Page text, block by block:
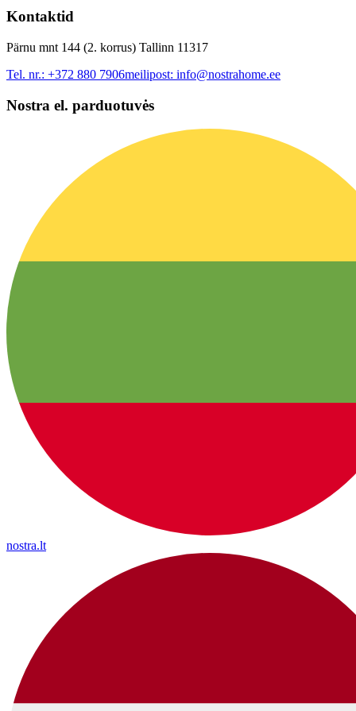
Kontaktid
Pärnu mnt 144 (2. korrus) Tallinn 11317
Tel. nr.: +372 880 7906meilipost: info@nostrahome.ee
Nostra el. parduotuvės
nostra.lt